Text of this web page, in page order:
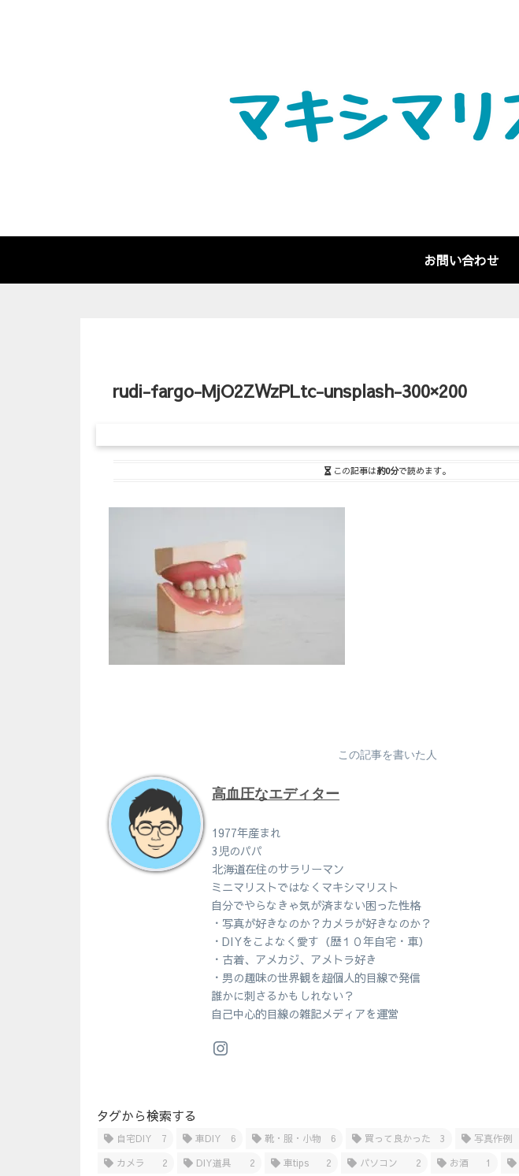
お問い合わせ
rudi-fargo-MjO2ZWzPLtc-unsplash-300×200
この記事は約0分で読めます。
この記事を書いた人
高血圧なエディター
1977年産まれ
3児のパパ
北海道在住のサラリーマン
ミニマリストではなくマキシマリスト
自分でやらなきゃ気が済まない困った性格
・写真が好きなのか？カメラが好きなのか？
・DIYをこよなく愛す（歴１０年自宅・車）
・古着、アメカジ、アメトラ好き
・男の趣味の世界観を超個人的目線で発信
誰かに刺さるかもしれない？
自己中心的目線の雑記メディアを運営
タグから検索する
自宅DIY 7 車DIY 6 靴・服・小物 6 買って良かった 3 写真作例
カメラ
2 DIY道具 2 車tips 2 パソコン 2 お酒 1